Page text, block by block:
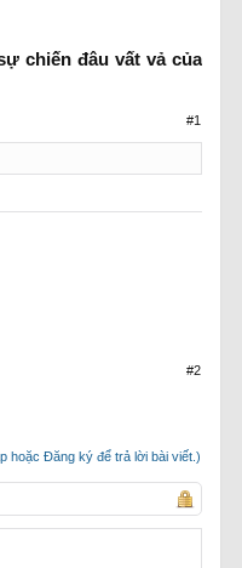
chiến đâu vất vả của
#1
#2
hoặc Đăng ký để trả lời bài viết.)